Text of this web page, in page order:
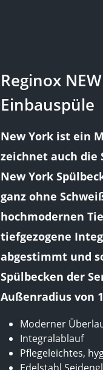
Reginox
Einbauspüle
New York ist ein
zeichnet auch die
New York
ganz ohne
hochmodernen
tiefgezogene
abgestimmt und
Spülbecken der
Außenradius von
Moderner
Integralablauf
Pflegeleichtes,